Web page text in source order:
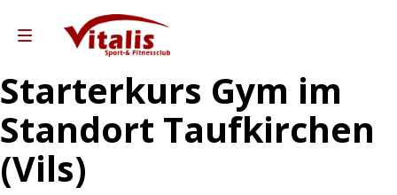
Kurse
Sport Ampfing
Sport Taufkirchen
Starterkurs Gym im
Standort Taufkirchen
(Vils)